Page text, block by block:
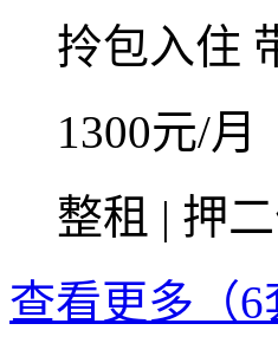
拎包入住
1300元/月
整租 | 押
查看更多（6